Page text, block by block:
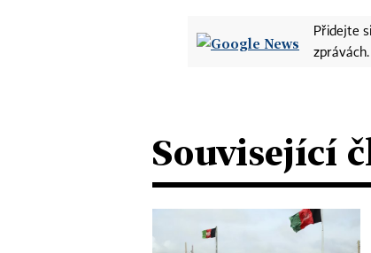
Přidejte
zprávách.
Související